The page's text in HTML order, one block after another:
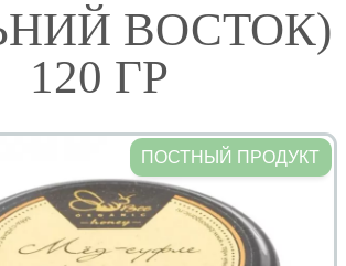
ВОСТОК)
120 ГР
ПОСТНЫЙ ПРОДУКТ